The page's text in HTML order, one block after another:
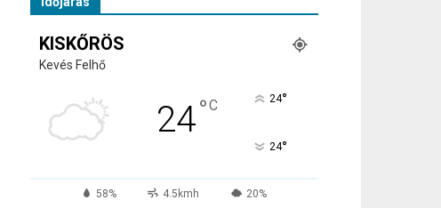
KISKŐRÖS
Kevés Felhő
24°C 24°
24°
58% 4.5kmh 20%